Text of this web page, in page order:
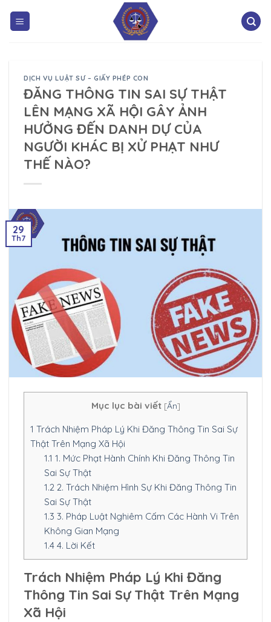
DỊCH VỤ LUẬT SƯ – GIẤY PHÉP CON
ĐĂNG THÔNG TIN SAI SỰ THẬT
LÊN MẠNG XÃ HỘI GÂY ẢNH
HƯỞNG ĐẾN DANH DỰ CỦA
NGƯỜI KHÁC BỊ XỬ PHẠT NHƯ
THẾ NÀO?
29
Th7
Mục lục bài viết [Ẩn]
1 Trách Nhiệm Pháp Lý Khi Đăng Thông Tin Sai Sự
Thật Trên Mạng Xã Hội
1.1 1. Mức Phạt Hành Chính Khi Đăng Thông Tin
Sai Sự Thật
1.22. Trách Nhiệm Hình Sự Khi Đăng Thông Tin
Sai Sự Thật
1.3 3. Pháp Luật Nghiêm Cấm Các Hành Vi Trên
Không Gian Mạng
1.44. Lời Kết
Trách Nhiệm Pháp Lý Khi Đăng
Thông Tin Sai Sự Thật Trên Mạng
Xã Hội